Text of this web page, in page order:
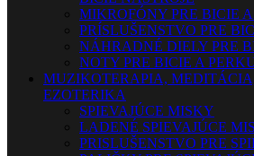
MIKROFÓNY PRE BICIE
PRÍSLUŠENSTVO PRE
NÁHRADNÉ DIELY PRE
NOTY PRE BICIE A
MUZIKOTERAPIA,
EZOTERIKA
SPIEVAJÚCE MISKY
LADENÉ SPIEVAJÚCE
PRISLUŠENSTVO PRE